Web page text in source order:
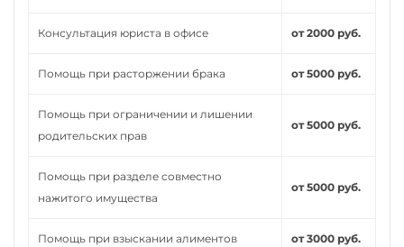
Консультация юриста в офисе от 2000 руб.
Помощь при расторжении брака от 5000 руб.
Помощь при ограничении и лишении
родительских прав
от 5000 руб.
Помощь при разделе совместно
нажитого имущества
от 5000 руб.
Помощь при взыскании алиментов от 3000 руб.